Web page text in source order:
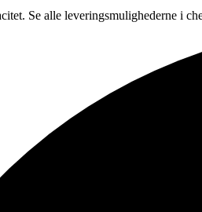
Se alle leveringsmulighederne i